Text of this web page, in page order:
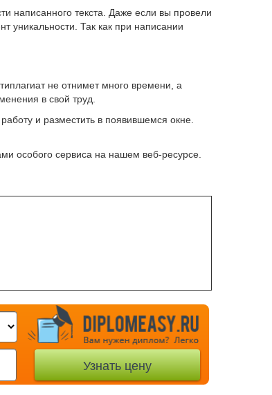
написанного текста. Даже если вы провели
уникальности. Так как при написании
не отнимет много времени, а
в свой труд.
и разместить в появившемся окне.
особого сервиса на нашем веб-ресурсе.